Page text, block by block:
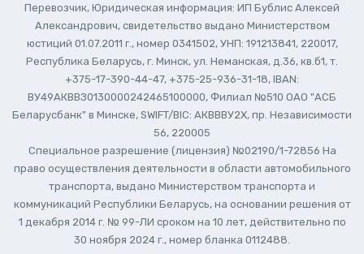
Перевозчик, Юридическая информация: ИП Бублис Алексей
Александрович, свидетельство выдано Министерством
юстиций 01.07.2011 г., номер 0341502, УНП: 191213841, 220017,
Республика Беларусь, г. Минск, ул. Неманская, д.36, кв.б1, т.
+375-17-390-44-47, +375-25-936-31-18, IBAN:
ВУ49АКВВЗ0130000242465100000, Филиал №510 ОАО "АСБ
Беларусбанк" в Минске, SWIFT/BIC: АКВВВУ2Х, пр. Независимости
56, 220005
Специальное разрешение (лицензия) №02190/1-72856 На
право осуществления деятельности в области автомобильного
транспорта, выдано Министерством транспорта и
коммуникаций Республики Беларусь, на основании решения от
1 декабря 2014 г. № 99-ЛИ сроком на 10 лет, действительно по
30 ноября 2024 г., номер бланка 0112488.